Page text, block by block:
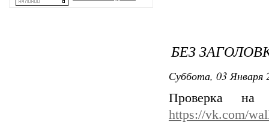
БЕЗ
Суббота, 03 Января
Проверка на
https://vk.com/